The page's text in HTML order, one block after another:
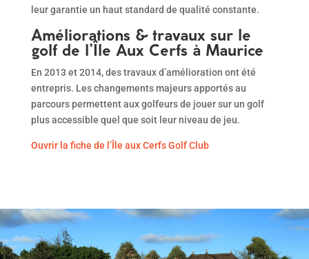
leur garantie un haut standard de qualité constante.
Améliorations & travaux sur le
golf de l’Île Aux Cerfs à Maurice
En 2013 et 2014, des travaux d’amélioration ont été
entrepris. Les changements majeurs apportés au
parcours permettent aux golfeurs de jouer sur un golf
plus accessible quel que soit leur niveau de jeu.
Ouvrir la fiche de l’Île aux Cerfs Golf Club